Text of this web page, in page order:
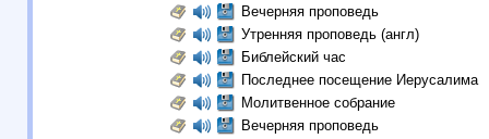
Вечерняя проповедь
Утренняя проповедь (англ)
Библейский час
Последнее посещение Иерусалима
Молитвенное собрание
Вечерняя проповедь